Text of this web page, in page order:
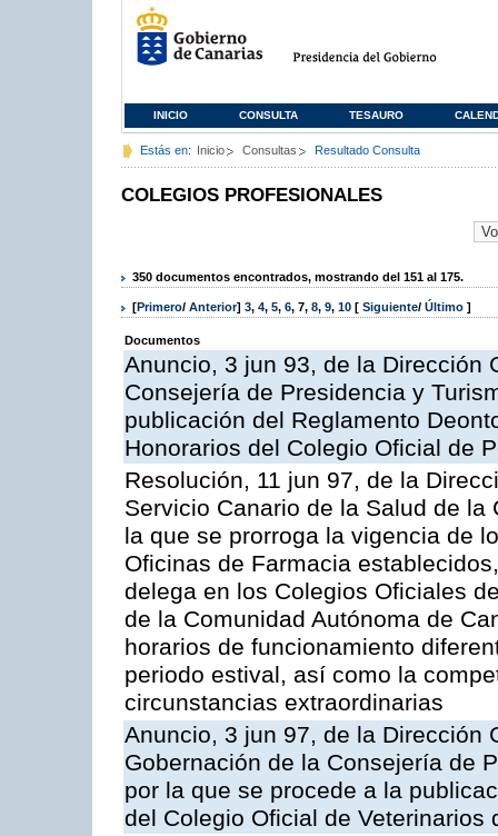
INICIO CONSULTA TESAURO
Estás en: Inicio Consultas Resultado Consulta
COLEGIOS PROFESIONALES
350 documentos encontrados, mostrando del 151 al 175.
[Primero/ Anterior] 3, 4, 5, 6, 7, 8, 9, 10 [ Siguiente/ Último ]
Documentos
Anuncio, 3 jun 93, de la Dirección
Consejería de Presidencia y
publicación del Reglamento
Honorarios del Colegio Oficial de
Resolución, 11 jun 97, de la
Servicio Canario de la Salud de
la que se prorroga la vigencia de
Oficinas de Farmacia
delega en los Colegios Oficiales
de la Comunidad Autónoma de
horarios de funcionamiento
periodo estival, así como la
circunstancias extraordinarias
Anuncio, 3 jun 97, de la Dirección
Gobernación de la Consejería de
por la que se procede a la
del Colegio Oficial de Veterinarios